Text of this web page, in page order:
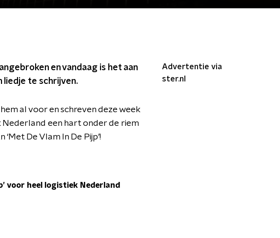
en vandaag is het aan
liedje te schrijven.
al voor en schreven deze week
Nederland een hart onder de riem
De Vlam In De Pijp’!
voor heel logistiek Nederland
Advertentie via
ster.nl